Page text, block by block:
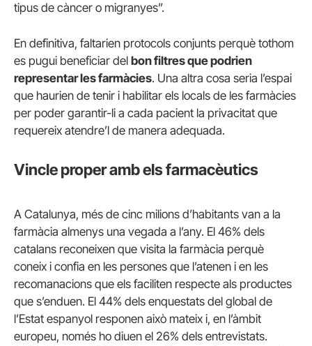
tipus de càncer o migranyes”.
En definitiva, faltarien protocols conjunts perquè tothom
es pugui beneficiar del bon filtres que podrien
representar les farmàcies. Una altra cosa seria l’espai
que haurien de tenir i habilitar els locals de les farmàcies
per poder garantir-li a cada pacient la privacitat que
requereix atendre’l de manera adequada.
Vincle proper amb els farmacèutics
A Catalunya, més de cinc milions d’habitants van a la
farmàcia almenys una vegada a l’any. El 46% dels
catalans reconeixen que visita la farmàcia perquè
coneix i confia en les persones que l’atenen i en les
recomanacions que els faciliten respecte als productes
que s’enduen. El 44% dels enquestats del global de
l’Estat espanyol responen això mateix i, en l’àmbit
europeu, només ho diuen el 26% dels entrevistats.